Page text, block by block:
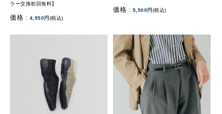
ラー交換初回無料】
価格 : 4,950円(税込)
価格 : 5,500円(税込)